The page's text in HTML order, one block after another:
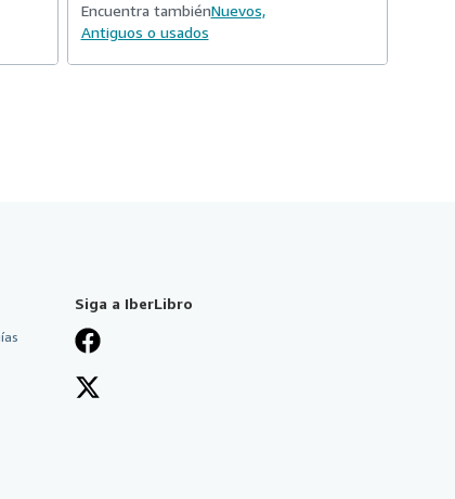
Encuentra tambiénNuevos,
Antiguos o usados
Siga a IberLibro